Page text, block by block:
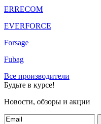
ERRECOM
EVERFORCE
Forsage
Fubag
Все производители
Будьте в курсе!
Новости, обзоры и акции